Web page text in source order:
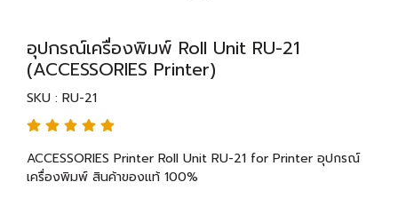
อุปกรณ์เครื่องพิมพ์ Roll Unit RU-21
(ACCESSORIES Printer)
SKU : RU-21
ACCESSORIES Printer Roll Unit RU-21 for Printer อุปกรณ์
เครื่องพิมพ์ สินค้าของแท้ 100%